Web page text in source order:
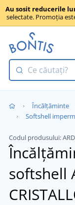
Au sosit reducerile
selectate. Promoția
Încălţăminte
Softshell
Codul produsului:
softshell